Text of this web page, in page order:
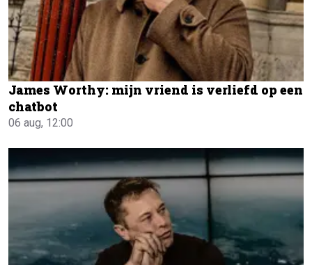
James Worthy: mijn vriend is verliefd op een
chatbot
06 aug, 12:00